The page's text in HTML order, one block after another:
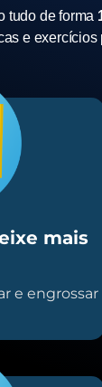
tudo de forma
e exercícios
mais
e engrossar